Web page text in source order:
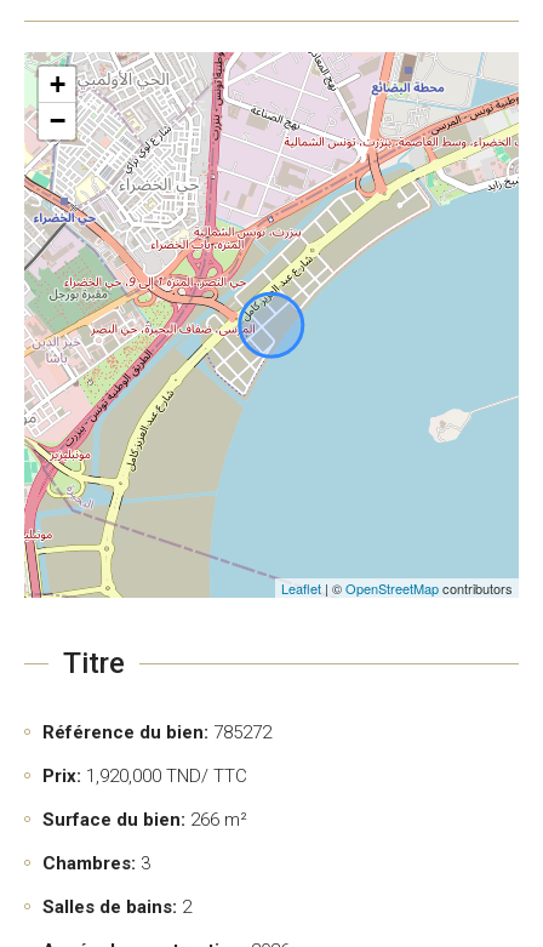
+
−
Leaflet | ©OpenStreetMapcontributors
Titre
Référence du bien: 785272
Prix: 1,920,000 TND/ TTC
Surface du bien: 266 m²
Chambres: 3
Salles de bains: 2